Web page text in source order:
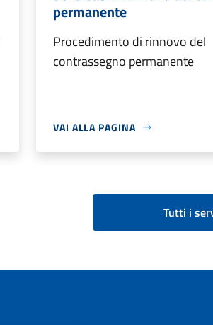
permanente
Procedimento di rinnovo del
contrassegno permanente
VAI ALLA PAGINA
Tutti i